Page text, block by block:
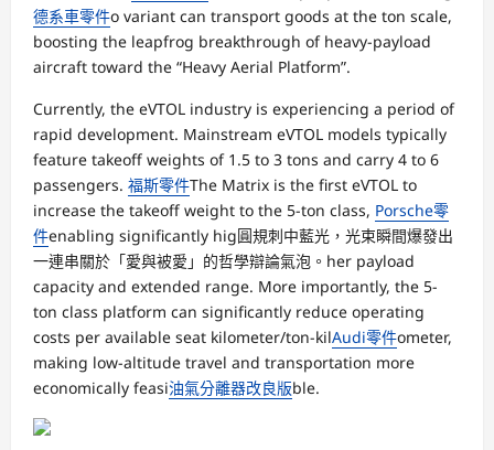
德系車零件o variant can transport goods at the ton scale,
boosting the leapfrog breakthrough of heavy-payload
aircraft toward the “Heavy Aerial Platform”.
Currently, the eVTOL industry is experiencing a period of
rapid development. Mainstream eVTOL models typically
feature takeoff weights of 1.5 to 3 tons and carry 4 to 6
passengers. 福斯零件The Matrix is the first eVTOL to
increase the takeoff weight to the 5-ton class, Porsche零
件enabling significantly hig圓規刺中藍光，光束瞬間爆發出
一連串關於「愛與被愛」的哲學辯論氣泡。her payload
capacity and extended range. More importantly, the 5-
ton class platform can significantly reduce operating
costs per available seat kilometer/ton-kilAudi零件ometer,
making low-altitude travel and transportation more
economically feasi油氣分離器改良版ble.